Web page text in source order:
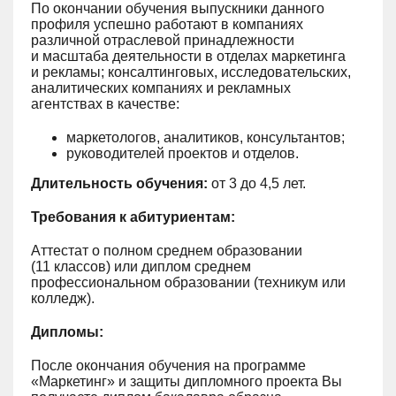
По окончании обучения выпускники данного
профиля успешно работают в компаниях
различной отраслевой принадлежности
и масштаба деятельности в отделах маркетинга
и рекламы; консалтинговых, исследовательских,
аналитических компаниях и рекламных
агентствах в качестве:
маркетологов, аналитиков, консультантов;
руководителей проектов и отделов.
Длительность обучения: от 3 до 4,5 лет.
Требования к абитуриентам:
Аттестат о полном среднем образовании
(11 классов) или диплом среднем
профессиональном образовании (техникум или
колледж).
Дипломы:
После окончания обучения на программе
«Маркетинг» и защиты дипломного проекта Вы